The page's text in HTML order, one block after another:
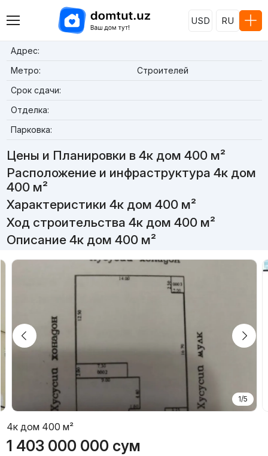
USD RU
Адрес:
Метро:
Строителей
Срок сдачи:
Отделка:
Парковка:
Цены и Планировки в 4к дом 400 м²
Расположение и инфраструктура 4к дом
400 м²
Характеристики 4к дом 400 м²
Ход строительства 4к дом 400 м²
Описание 4к дом 400 м²
1/5
4к дом 400 м²
1 403 000 000 сум